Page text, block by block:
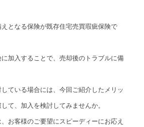
となる保険が既存住宅売買瑕疵保険で
加入することで、売却後のトラブルに備
ている場合には、今回ご紹介したメリッ
て、加入を検討してみませんか。
、お客様のご要望にスピーディーにお応え